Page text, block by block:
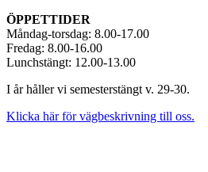
ÖPPETTIDER
Måndag-torsdag: 8.00-17.00
Fredag: 8.00-16.00
Lunchstängt: 12.00-13.00
I år håller vi semesterstängt v. 29-30.
Klicka här för vägbeskrivning till oss.